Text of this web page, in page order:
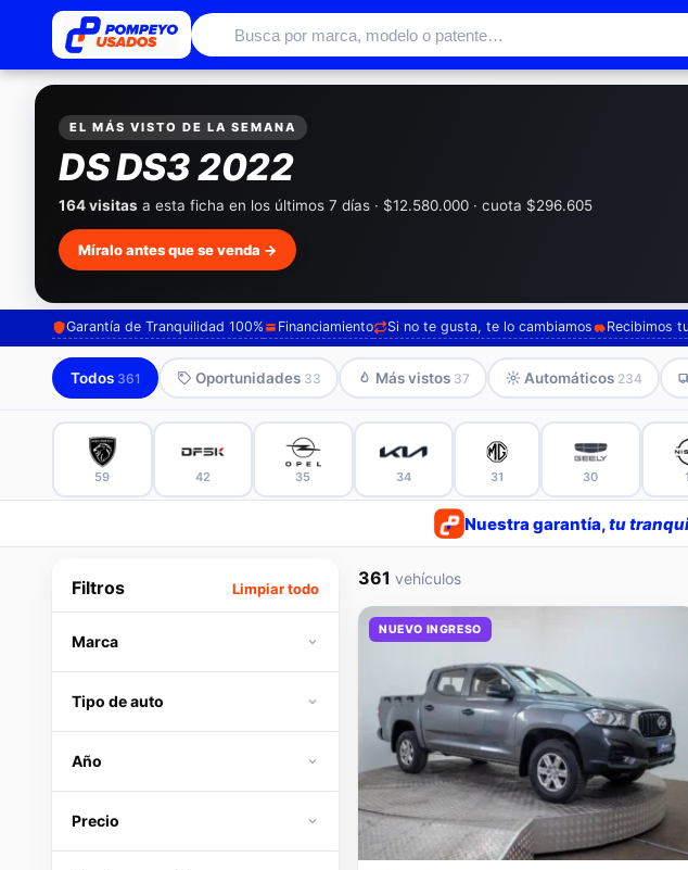
Autos usados con garantía de concesionario en
EL MÁS VISTO DE LA SEMANA
DS DS3 2022
164 visitas a esta ficha en los últimos 7 días · $12.580.000 · cuota $296.605
Míralo antes que se venda →
Garantía de Tranquilidad 100% Financiamiento Si no te gusta, te lo cambiamos Recibimos
Todos 361 Oportunidades 33 Más vistos 37 Automáticos 234
59 42 35 34 31 30
Nuestra garantía,tu
Filtros Limpiar todo
Marca
Tipo de auto
Año
Precio
361 vehículos
NUEVO INGRESO